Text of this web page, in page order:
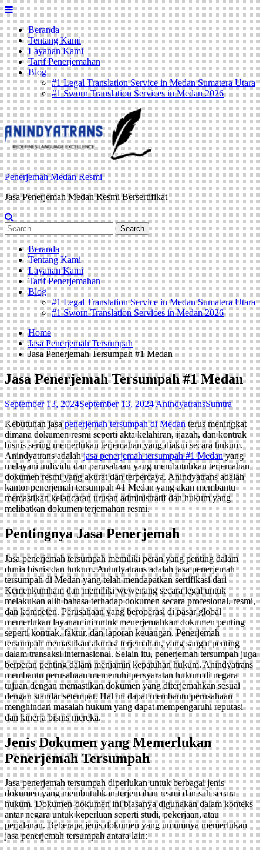
Skip
to
contentBeranda
Tentang Kami
Layanan Kami
Tarif Penerjemahan
Blog
#1 Legal Translation Service in Medan Sumatera Utara
#1 Sworn Translation Services in Medan 2026
Penerjemah Medan Resmi
Jasa Penerjemah Medan Resmi Bersertifikat
Search
for:
Beranda
Tentang Kami
Layanan Kami
Tarif Penerjemahan
Blog
#1 Legal Translation Service in Medan Sumatera Utara
#1 Sworn Translation Services in Medan 2026
Home
Jasa Penerjemah Tersumpah
Jasa Penerjemah Tersumpah #1 Medan
Jasa Penerjemah Tersumpah #1 Medan
September 13, 2024September 13, 2024 AnindyatransSumtra
Kebutuhan jasapenerjemah tersumpah di Medanterus meningkat
dimana dokumen resmi seperti akta kelahiran, ijazah, dan kontrak
bisnis sering memerlukan terjemahan yang diakui secara hukum.
Anindyatrans adalahjasa penerjemah tersumpah #1 Medanyang
melayani individu dan perusahaan yang membutuhkan terjemahan
dokumen resmi yang akurat dan terpercaya. Anindyatrans adalah
kantor penerjemah tersumpah #1 Medan yang akan membantu
memastikan kelancaran urusan administratif dan hukum yang
melibatkan dokumen terjemahan resmi.
Pentingnya Jasa Penerjemah
Jasa penerjemah tersumpah memiliki peran yang penting dalam
dunia bisnis dan hukum. Anindyatrans adalah jasa penerjemah
tersumpah di Medan yang telah mendapatkan sertifikasi dari
Kemenkumham dan memiliki wewenang secara legal untuk
melakukan alih bahasa terhadap dokumen secara profesional, resmi,
dan kompeten. Perusahaan yang beroperasi di pasar global
memerlukan layanan ini untuk menerjemahkan dokumen penting
seperti kontrak, faktur, dan laporan keuangan. Penerjemah
tersumpah memastikan akurasi terjemahan, yang sangat penting
dalam transaksi internasional. Selain itu, penerjemah tersumpah juga
berperan penting dalam menjamin kepatuhan hukum. Anindyatrans
membantu perusahaan memenuhi persyaratan hukum di negara
tujuan dengan memastikan dokumen yang diterjemahkan sesuai
dengan standar setempat. Hal ini dapat membantu perusahaan
menghindari masalah hukum yang dapat mempengaruhi reputasi
dan kinerja bisnis mereka.
Jenis Dokumen yang Memerlukan
Penerjemah Tersumpah
Jasa penerjemah tersumpah diperlukan untuk berbagai jenis
dokumen yang membutuhkan terjemahan resmi dan sah secara
hukum. Dokumen-dokumen ini biasanya digunakan dalam konteks
antar negara untuk keperluan seperti studi, pekerjaan, atau
perjalanan. Beberapa jenis dokumen yang umumnya memerlukan
jasa penerjemah tersumpah antara lain: